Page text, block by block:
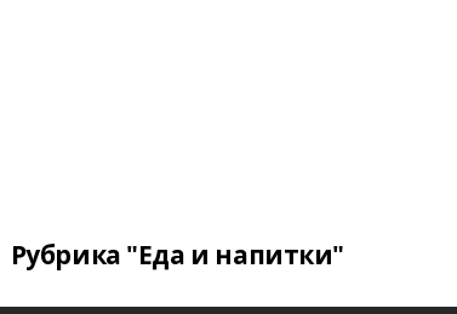
Рубрика "Еда и напитки"